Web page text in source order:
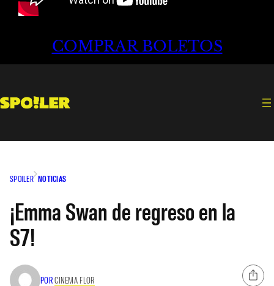
COMPRAR BOLETOS
SPOILER NOTICIAS
¡Emma Swan de regreso en la
S7!
PORCINEMA FLOR